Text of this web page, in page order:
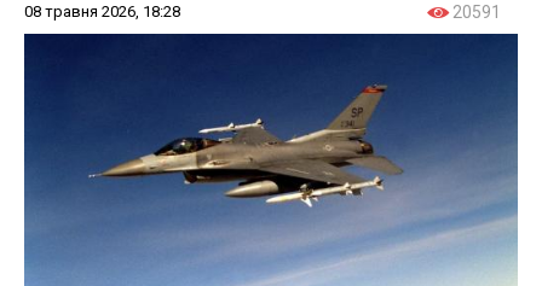
08 травня 2026, 18:28 20591